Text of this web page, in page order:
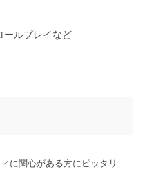
ルプレイなど
に関心がある方にピッタリ